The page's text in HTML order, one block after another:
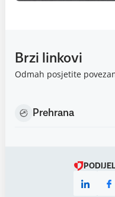
Brzi linkovi
Odmah posjetite
Prehrana